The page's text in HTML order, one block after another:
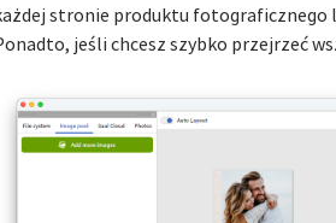
stronie produktu fotograficznego
jeśli chcesz szybko przejrzeć